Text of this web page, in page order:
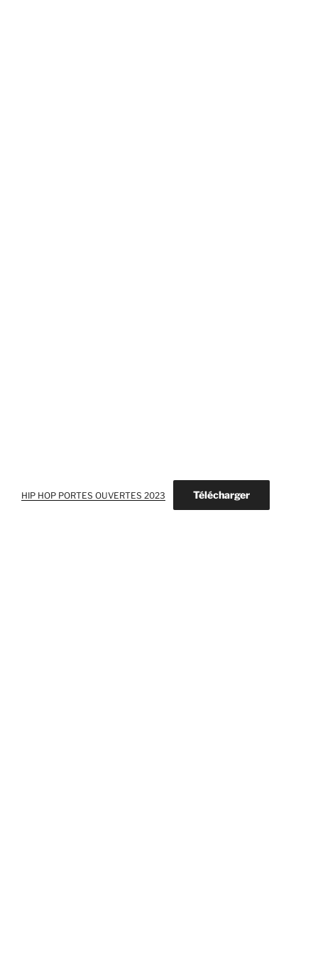
HIP HOP PORTES OUVERTES 2023 Télécharger